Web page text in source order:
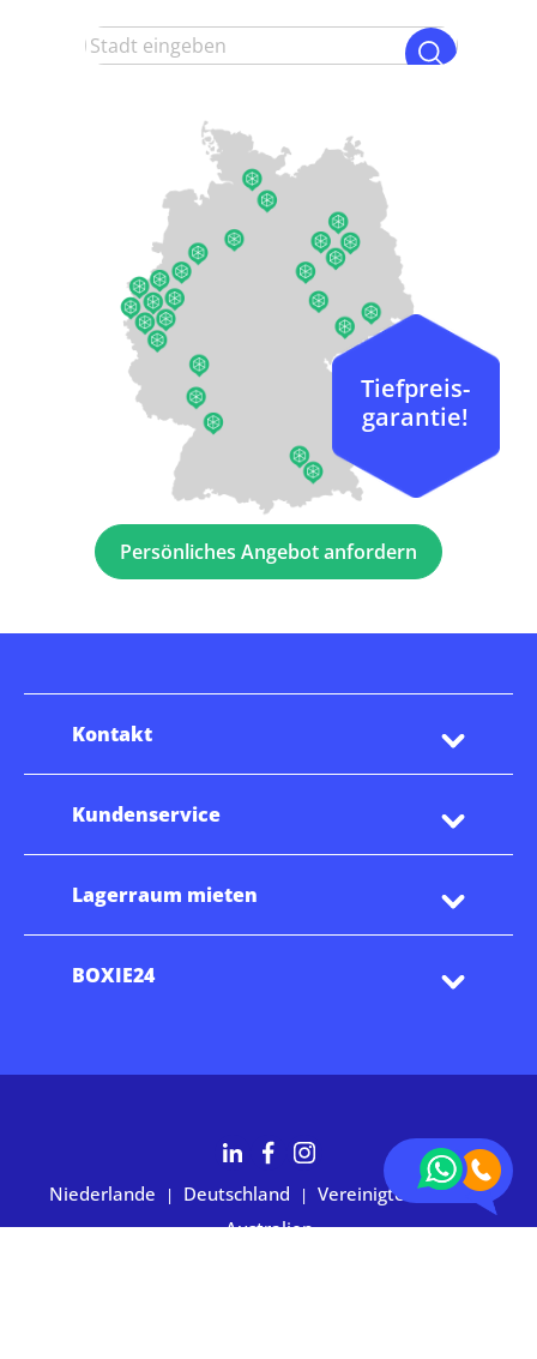
Persönliches Angebot anfordern
Tiefpreis-
garantie!
Kontakt
Kundenservice
Lagerraum mieten
BOXIE24
Niederlande | Deutschland | Vereinigte Staaten |
Australien